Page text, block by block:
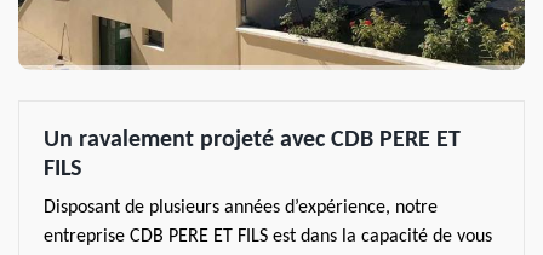
Un ravalement projeté avec CDB PERE ET
FILS
Disposant de plusieurs années d’expérience, notre
entreprise CDB PERE ET FILS est dans la capacité de vous